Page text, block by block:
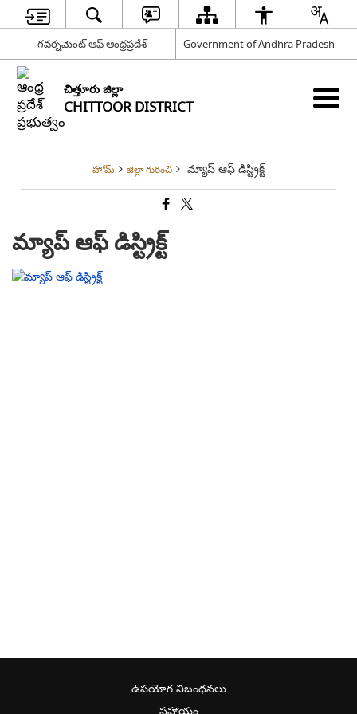
గవర్నమెంట్ ఆఫ్ ఆంధ్రప్రదేశ్ Government of Andhra Pradesh
చిత్తూరు జిల్లా
CHITTOOR DISTRICT
హోమ్ జిల్లా గురించి మ్యాప్ ఆఫ్ డిస్ట్రిక్ట్
మ్యాప్ ఆఫ్ డిస్ట్రిక్ట్
ఉపయోగ నిబంధనలు